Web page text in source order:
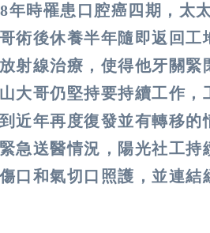
年時罹患口腔癌四期，太
術後休養半年隨即返回
射線治療，使得他牙關
大哥仍堅持要持續工作
近年再度復發並有轉移
急送醫情況，陽光社工
口和氣切口照護，並連